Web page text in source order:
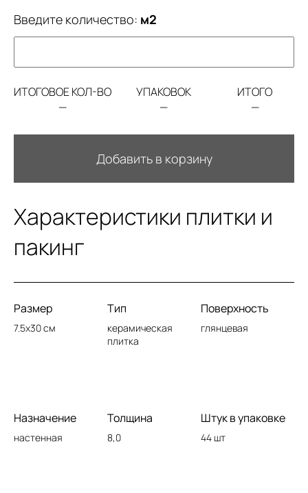
Введите количество: м2
ИТОГОВОЕ КОЛ-ВО
—
УПАКОВОК
—
ИТОГО
—
Добавить в корзину
Характеристики плитки и
пакинг
Размер
7.5x30 см
Тип
керамическая
плитка
Поверхность
глянцевая
Назначение
настенная
Толщина
8,0
Штук в упаковке
44 шт